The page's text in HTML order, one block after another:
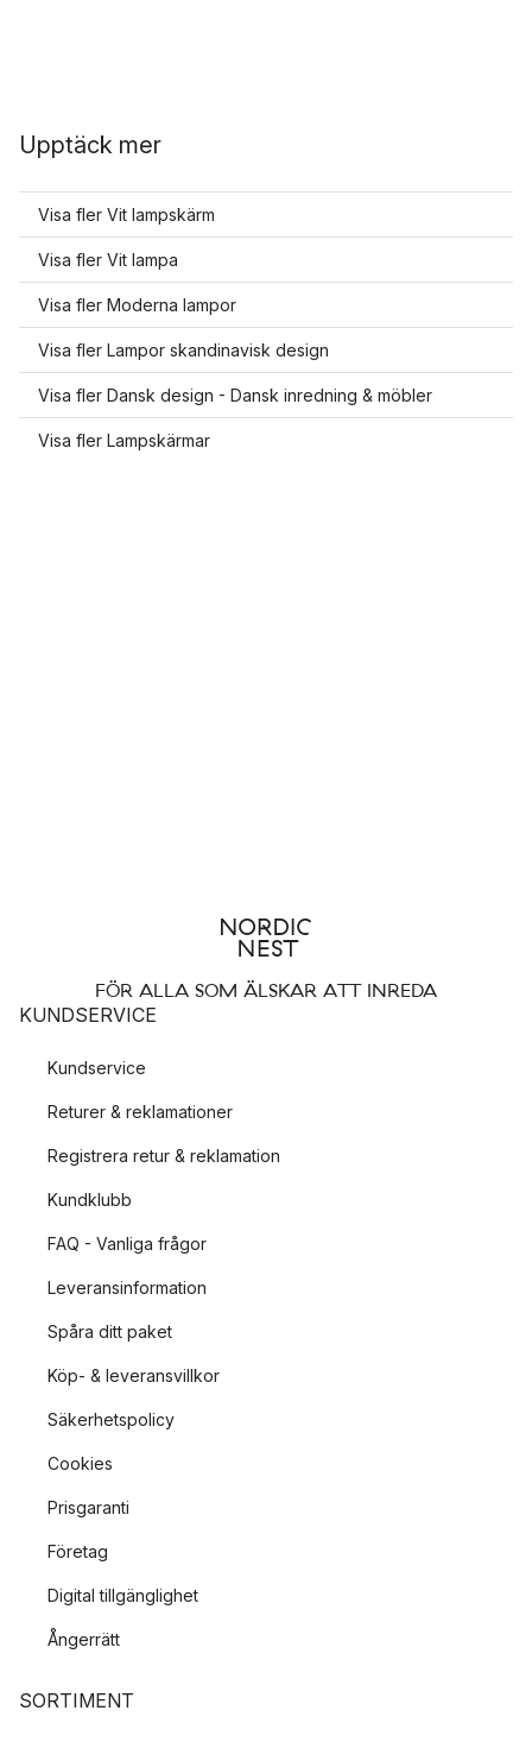
Upptäck mer
Visa fler Vit lampskärm
Visa fler Vit lampa
Visa fler Moderna lampor
Visa fler Lampor skandinavisk design
Visa fler Dansk design - Dansk inredning & möbler
Visa fler Lampskärmar
FÖR ALLA SOM ÄLSKAR ATT INREDA
KUNDSERVICE
Kundservice
Returer & reklamationer
Registrera retur & reklamation
Kundklubb
FAQ - Vanliga frågor
Leveransinformation
Spåra ditt paket
Köp- & leveransvillkor
Säkerhetspolicy
Cookies
Prisgaranti
Företag
Digital tillgänglighet
Ångerrätt
SORTIMENT